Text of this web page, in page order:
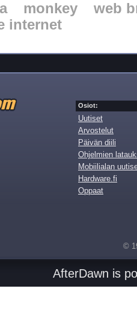
monkey
web
internet
Osiot:
Uutiset
Arvostelut
Päivän diili
Ohjelmien
Mobiilialan
Hardware.fi
Oppaat
©
AfterDawn is